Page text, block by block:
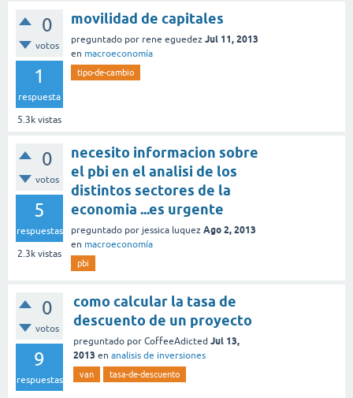
0
votos
1
respuesta
5.3k vistas
movilidad de capitales
preguntado por rene eguedez Jul 11, 2013
en macroeconomía
tipo-de-cambio
0
votos
5
respuestas
2.3k vistas
necesito informacion sobre
el pbi en el analisi de los
distintos sectores de la
economia ...es urgente
preguntado por jessica luquez Ago 2, 2013
en macroeconomía
pbi
0
votos
9
respuestas
como calcular la tasa de
descuento de un proyecto
preguntado por CoffeeAdicted Jul 13,
2013 en analisis de inversiones
van tasa-de-descuento